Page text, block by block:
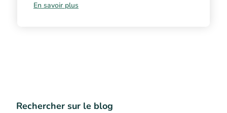
En savoir plus
Rechercher sur le blog